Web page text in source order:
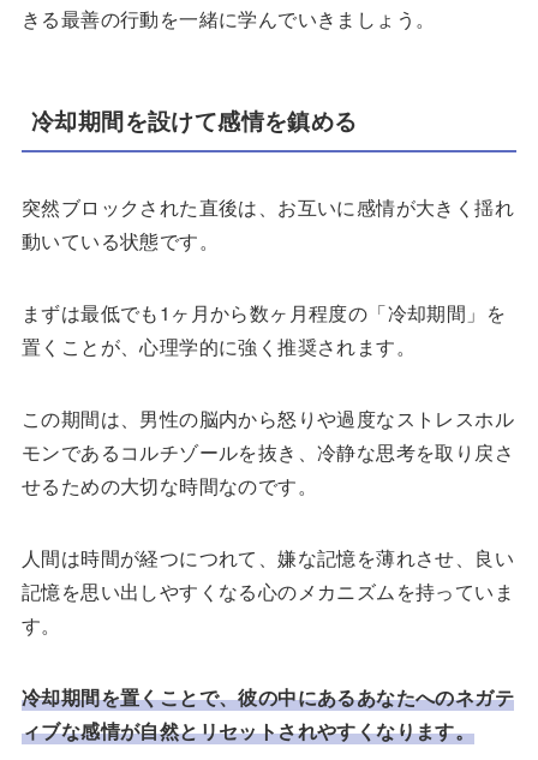
きる最善の行動を一緒に学んでいきましょう。
冷却期間を設けて感情を鎮める
突然ブロックされた直後は、お互いに感情が大きく揺れ
動いている状態です。
まずは最低でも1ヶ月から数ヶ月程度の「冷却期間」を
置くことが、心理学的に強く推奨されます。
この期間は、男性の脳内から怒りや過度なストレスホル
モンであるコルチゾールを抜き、冷静な思考を取り戻さ
せるための大切な時間なのです。
人間は時間が経つにつれて、嫌な記憶を薄れさせ、良い
記憶を思い出しやすくなる心のメカニズムを持っていま
す。
冷却期間を置くことで、彼の中にあるあなたへのネガテ
ィブな感情が自然とリセットされやすくなります。